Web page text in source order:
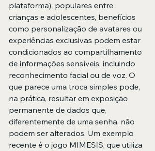
plataforma), populares entre
crianças e adolescentes, benefícios
como personalização de avatares ou
experiências exclusivas podem estar
condicionados ao compartilhamento
de informações sensíveis, incluindo
reconhecimento facial ou de voz. O
que parece uma troca simples pode,
na prática, resultar em exposição
permanente de dados que,
diferentemente de uma senha, não
podem ser alterados. Um exemplo
recente é o jogo MIMESIS, que utiliza